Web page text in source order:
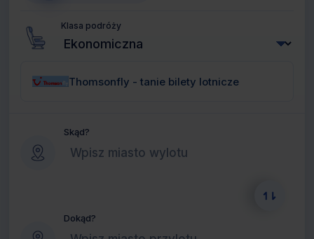
Klasa podróży
Thomsonfly - tanie bilety lotnicze
Skąd?
Dokąd?